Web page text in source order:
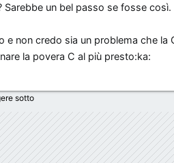
un bel passo se fosse così.
non credo sia un problema che la
la povera C al più presto:ka:
sotto